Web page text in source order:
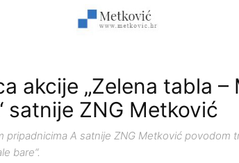
akcije „Zelena tabla –
satnije ZNG Metković
pripadnicima A satnije ZNG Metković povodom
bare“.